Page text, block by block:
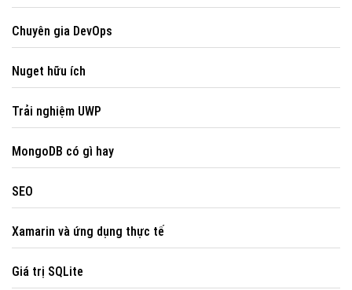
Chuyên gia DevOps
Nuget hữu ích
Trải nghiệm UWP
MongoDB có gì hay
SEO
Xamarin và ứng dụng thực tế
Giá trị SQLite